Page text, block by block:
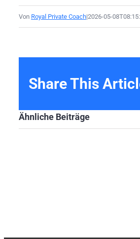
Von Royal Private Coach|2026-05-
Share This
Ähnliche Beiträge